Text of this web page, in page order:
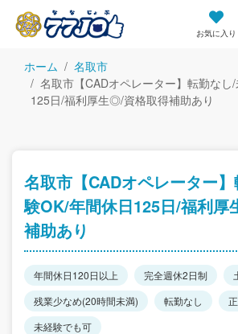
お気に入り
ホーム
名取市
名取市【CADオペレーター】転勤なし
125日/福利厚生◎/資格取得補助あり
名取市【CADオペレーター
験OK/年間休日125日/福利
補助あり
年間休日120日以上 完全週休2日制
残業少なめ(20時間未満)
転勤なし
未経験でも可